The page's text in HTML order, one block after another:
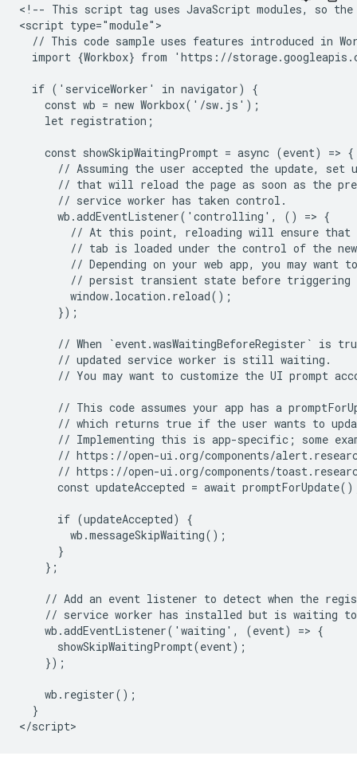
<!-- This script tag uses JavaScript modules, so
<script type="module">
// This code sample uses features introduced in
import {Workbox} from 'https://
  if ('serviceWorker' in navigator) {
    const wb = new Workbox('/sw.js');
    let registration;
    const showSkipWaitingPrompt = async (event) => {
// Assuming the user accepted the update, set
// that will reload the page as soon as the
      // service worker has taken control.
      wb.addEventListener('controlling', () => {
// At this point, reloading will ensure that
// tab is loaded under the control of the
// Depending on your web app, you may want
// persist transient state before triggering
        window.location.reload();
      });
// When `event.wasWaitingBeforeRegister` is
      // updated service worker is still waiting.
// You may want to customize the UI prompt
// This code assumes your app has a
// which returns true if the user wants to
// Implementing this is app-specific; some
// https://open-ui.org/components/
// https://open-ui.org/components/
const updateAccepted = await
      if (updateAccepted) {
        wb.messageSkipWaiting();
      }
    };
// Add an event listener to detect when the
// service worker has installed but is waiting
    wb.addEventListener('waiting', (event) => {
      showSkipWaitingPrompt(event);
    });
    wb.register();
  }